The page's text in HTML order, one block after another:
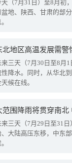
天（7月31日）至8月初
盆地、陕西、甘肃的部
北地区高温发展需
来三天（7月30日至8月
性降水。同时，从华北
候在线。
范围降雨将贯穿南
来三天（7月29日至31
、大陆高压东移，中东